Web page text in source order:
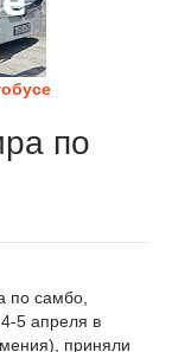
по
по самбо,
5 апреля в
приняли